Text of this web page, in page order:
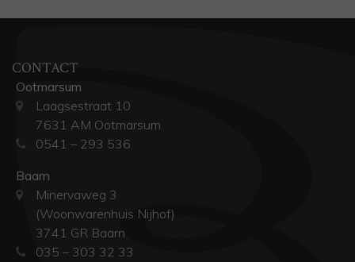
CONTACT
Ootmarsum
Laagsestraat 10
7631 AM Ootmarsum
0541 – 293 536
Baarn
Minervaweg 3
(Woonwarenhuis Nijhof)
3741 GR Baarn
035 – 303 32 33